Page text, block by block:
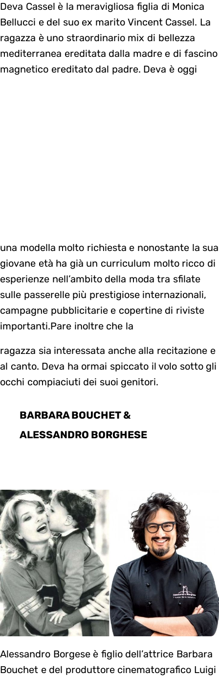
Deva Cassel è la meravigliosa figlia di Monica
Bellucci e del suo ex marito Vincent Cassel. La
ragazza è uno straordinario mix di bellezza
mediterranea ereditata dalla madre e di fascino
magnetico ereditato dal padre. Deva è oggi
una modella molto richiesta e nonostante la sua
giovane età ha già un curriculum molto ricco di
esperienze nell’ambito della moda tra sfilate
sulle passerelle più prestigiose internazionali,
campagne pubblicitarie e copertine di riviste
importanti.Pare inoltre che la
ragazza sia interessata anche alla recitazione e
al canto. Deva ha ormai spiccato il volo sotto gli
occhi compiaciuti dei suoi genitori.
BARBARA BOUCHET &
ALESSANDRO BORGHESE
Alessandro Borgese è figlio dell’attrice Barbara
Bouchet e del produttore cinematografico Luigi